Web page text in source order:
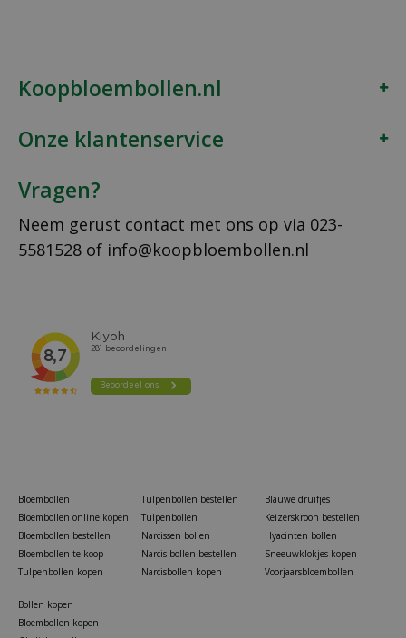
Koopbloembollen.nl
Onze klantenservice
Vragen?
Neem gerust contact met ons op via 023-
5581528 of info@koopbloembollen.nl
Bloembollen
Bloembollen online kopen
Bloembollen bestellen
Bloembollen te koop
Tulpenbollen kopen
Tulpenbollen bestellen
Tulpenbollen
Narcissen bollen
Narcis bollen bestellen
Narcisbollen kopen
Blauwe druifjes
Keizerskroon bestellen
Hyacinten bollen
Sneeuwklokjes kopen
Voorjaarsbloembollen
Bollen kopen
Bloembollen kopen